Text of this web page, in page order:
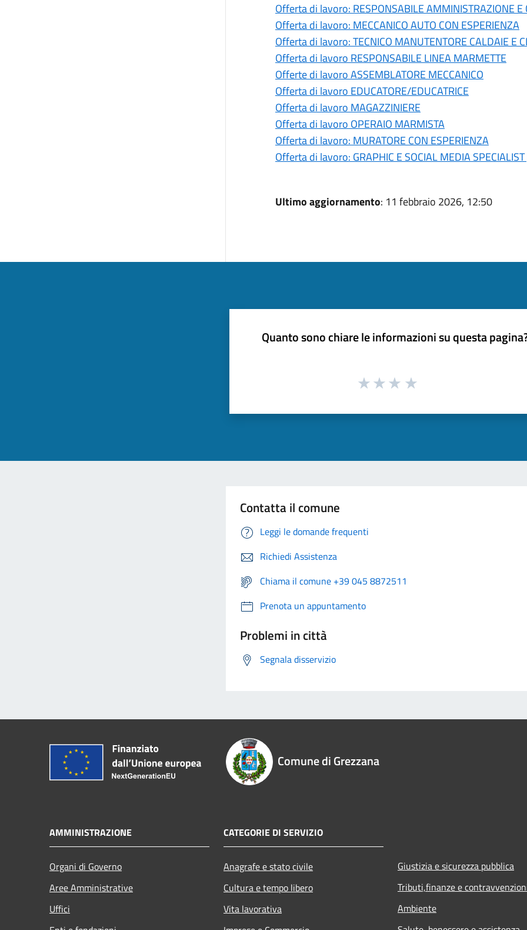
Offerta di lavoro: RESPONSABILE AMMINISTRAZIONE E
Offerta di lavoro: MECCANICO AUTO CON ESPERIENZA
Offerta di lavoro: TECNICO MANUTENTORE CALDAIE E
Offerta di lavoro RESPONSABILE LINEA MARMETTE
Offerte di lavoro ASSEMBLATORE MECCANICO
Offerta di lavoro EDUCATORE/EDUCATRICE
Offerta di lavoro MAGAZZINIERE
Offerta di lavoro OPERAIO MARMISTA
Offerta di lavoro: MURATORE CON ESPERIENZA
Offerta di lavoro: GRAPHIC E SOCIAL MEDIA SPECIALIST
Ultimo aggiornamento: 11 febbraio 2026, 12:50
Quanto sono chiare le informazioni su questa
Contatta il comune
Leggi le domande frequenti
Richiedi Assistenza
Chiama il comune +39 045 8872511
Prenota un appuntamento
Problemi in città
Segnala disservizio
Comune di Grezzana
AMMINISTRAZIONE
Organi di Governo
Aree Amministrative
Uffici
CATEGORIE DI SERVIZIO
Anagrafe e stato civile
Cultura e tempo libero
Vita lavorativa
Giustizia e sicurezza pubblica
Tributi,finanze e
Ambiente